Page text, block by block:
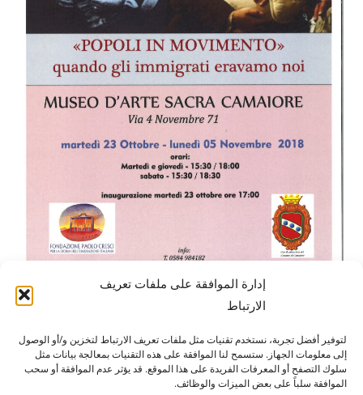
إدارة الموافقة على ملفات تعريف
الارتباط
لتوفير أفضل تجربة، نستخدم تقنيات مثل ملفات تعريف الارتباط لتخزين و/أو الوصول
إلى معلومات الجهاز. ستسمح لنا الموافقة على هذه التقنيات بمعالجة بيانات مثل
سلوك التصفح أو المعرفات الفريدة على هذا الموقع. قد يؤثر عدم الموافقة أو سحب
الموافقة سلباً على بعض الميزات والوظائف.
مؤسسة باولو كريشيلتاريخ الهجرة الإيطالية
كورتيلي كارارا، 1 - 55100 لوكا